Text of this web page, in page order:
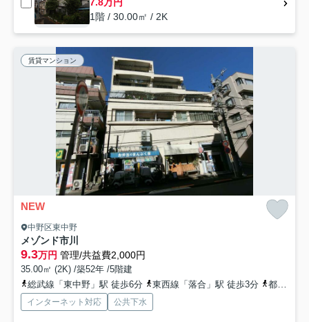
1階 / 30.00㎡ / 2K
賃貸マンション
NEW
中野区東中野
メゾンド市川
9.3万円 管理/共益費2,000円
35.00㎡ (2K) /築52年 /5階建
総武線「東中野」駅 徒歩6分
東西線「落合」駅 徒歩3分 都営大江戸線「東中野」駅 徒歩6分
インターネット対応 公共下水